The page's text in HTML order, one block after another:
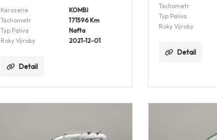
Karoserie
KOMBI
Tachometr
171596 Km
Typ Paliva
Nafta
Roky Výroby
2021-12-01
Detail
Tachometr
Typ Paliva
Roky Výroby
Detail